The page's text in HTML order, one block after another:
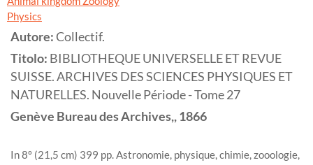
Physics
Autore:Collectif.
Titolo: BIBLIOTHEQUE UNIVERSELLE ET REVUE
SUISSE. ARCHIVES DES SCIENCES PHYSIQUES ET
NATURELLES. Nouvelle Période - Tome 27
Genève Bureau des Archives,,1866
In 8º (21,5 cm) 399 pp. Astronomie, physique, chimie, zooologie,